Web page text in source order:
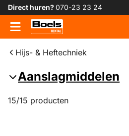
Direct huren?070-23 23 24
Hijs- & Heftechniek
Aanslagmiddelen
15/15 producten